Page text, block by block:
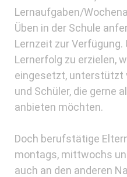
Lernaufgaben/
Üben in der Schule
Lernzeit zur
Lernerfolg zu erzielen,
eingesetzt, unterstützt
und Schüler, die gerne
anbieten möchten.
Doch berufstätige
montags, mittwochs
auch an den anderen